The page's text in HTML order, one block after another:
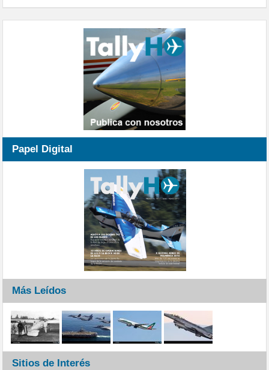
Papel Digital
Más Leídos
Sitios de Interés